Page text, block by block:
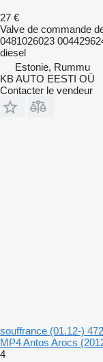
27 €
Valve de commande
0481026023
diesel
Estonie, Rummu
KB AUTO EESTI OÜ
Contacter le vendeur
souffrance (01.12-)
MP4 Antos Arocs
4